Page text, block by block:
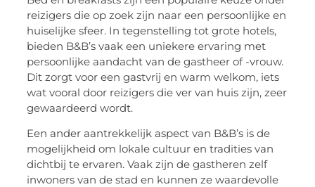
reizigers die op zoek zijn naar een persoonlijke en
huiselijke sfeer. In tegenstelling tot grote hotels,
bieden B&B’s vaak een uniekere ervaring met
persoonlijke aandacht van de gastheer of -vrouw.
Dit zorgt voor een gastvrij en warm welkom, iets
wat vooral door reizigers die ver van huis zijn, zeer
gewaardeerd wordt.
Een ander aantrekkelijk aspect van B&B’s is de
mogelijkheid om lokale cultuur en tradities van
dichtbij te ervaren. Vaak zijn de gastheren zelf
inwoners van de stad en kunnen ze waardevolle